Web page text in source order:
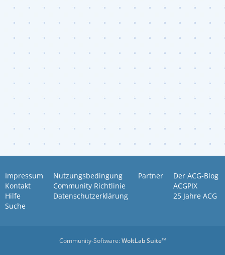
Impressum
Kontakt
Hilfe
Suche
Nutzungsbedingung
Community Richtlinie
Datenschutzerklärung
Partner
Der ACG-Blog
ACGPIX
25 Jahre ACG
Community-Software:WoltLab Suite™